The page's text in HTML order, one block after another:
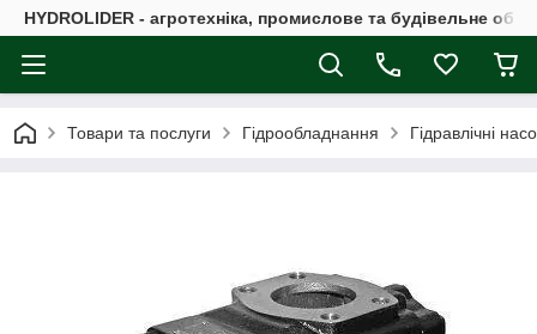
HYDROLIDER - агротехніка, промислове та будівельне
Товари та послуги Гідрообладнання Гідравлічні